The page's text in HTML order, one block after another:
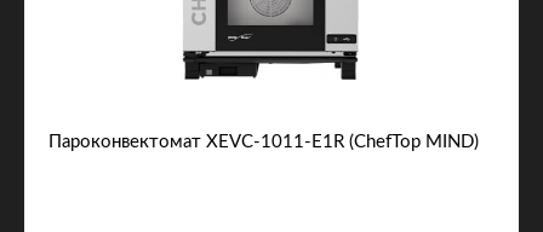
Пароконвектомат XEVC-1011-E1R (ChefTop MIND)